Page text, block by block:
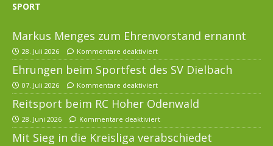
SPORT
Markus Menges zum Ehrenvorstand ernannt
28. Juli 2026 Kommentare deaktiviert
Ehrungen beim Sportfest des SV Dielbach
07. Juli 2026 Kommentare deaktiviert
Reitsport beim RC Hoher Odenwald
28. Juni 2026 Kommentare deaktiviert
Mit Sieg in die Kreisliga verabschiedet